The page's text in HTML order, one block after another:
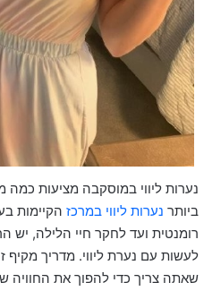
נערות ליווי במוסקבה מציעות כמה
ביותר נערות ליווי במרכז הקיימות
רומנטית ועד לחקר חיי הלילה, יש
לעשות עם נערת ליווי. מדריך
שאתה צריך כדי להפוך את החוויה